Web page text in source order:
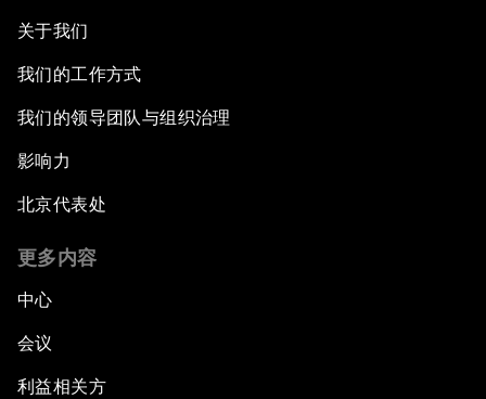
关于我们
我们的工作方式
我们的领导团队与组织治理
影响力
北京代表处
更多内容
中心
会议
利益相关方